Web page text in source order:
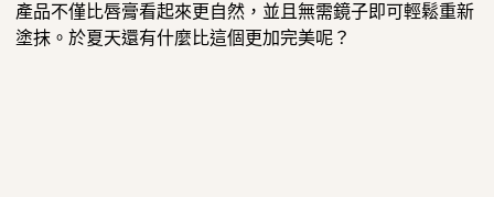
產品不僅比唇膏看起來更自然，並且無需鏡子即可輕鬆重新
塗抹。於夏天還有什麼比這個更加完美呢？